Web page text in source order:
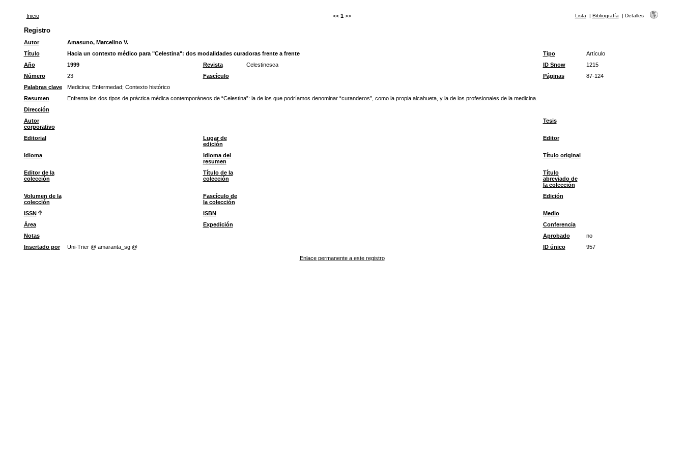
Inicio << 1 >> Lista | Bibliografía | Detalles
Registro
Autor
Amasuno, Marcelino V.
Título
Hacia un contexto médico para "Celestina": dos modalidades curadoras frente a frente Tipo
Artículo
Año
1999 Revista Celestinesca ID Snow
1215
Número
23 Fascículo Páginas
87-124
Palabras clave
Medicina; Enfermedad; Contexto histórico
Resumen
Enfrenta los dos tipos de práctica médica contemporáneos de “Celestina”: la de los que podríamos denominar “curanderos”, como la propia alcahueta, y la de los profesionales de la medicina.
Dirección
Autor
corporativo
Tesis
Editorial
Lugar de
edición
Editor
Idioma
Idioma del
resumen
Título original
Editor de la
colección
Título de la
colección
Título
abreviado de
la colección
Volumen de la
colección
Fascículo de
la colección
Edición
ISSN ISBN
Medio
Área
Expedición
Conferencia
Notas
Aprobado
no
Insertado por
Uni-Trier @ amaranta_sg @ ID único
957
Enlace permanente a este registro